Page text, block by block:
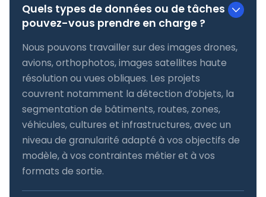
Quels types de données ou de tâches
pouvez-vous prendre en charge ?
Nous pouvons travailler sur des images drones,
avions, orthophotos, images satellites haute
résolution ou vues obliques. Les projets
couvrent notamment la détection d’objets, la
segmentation de bâtiments, routes, zones,
véhicules, cultures et infrastructures, avec un
niveau de granularité adapté à vos objectifs de
modèle, à vos contraintes métier et à vos
formats de sortie.